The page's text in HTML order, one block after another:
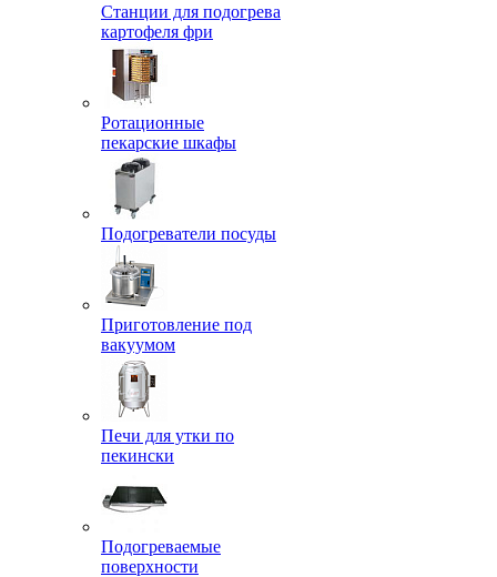
Станции для подогрева
картофеля фри
Ротационные
пекарские шкафы
Подогреватели посуды
Приготовление под
вакуумом
Печи для утки по
пекински
Подогреваемые
поверхности